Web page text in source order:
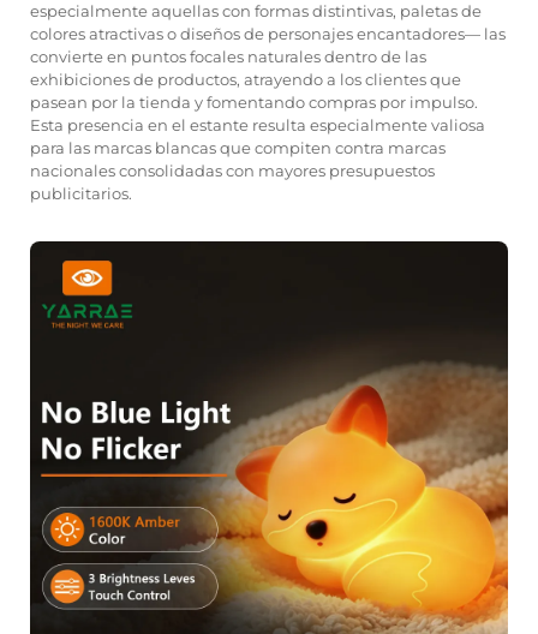
especialmente aquellas con formas distintivas, paletas de
colores atractivas o diseños de personajes encantadores— las
convierte en puntos focales naturales dentro de las
exhibiciones de productos, atrayendo a los clientes que
pasean por la tienda y fomentando compras por impulso.
Esta presencia en el estante resulta especialmente valiosa
para las marcas blancas que compiten contra marcas
nacionales consolidadas con mayores presupuestos
publicitarios.